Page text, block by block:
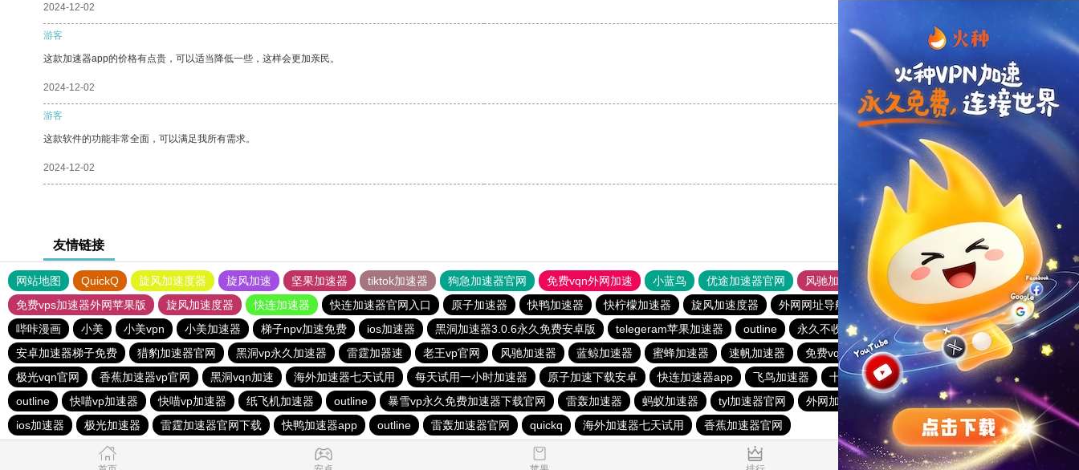
2024-12-02
游客
这款加速器app的价格有点贵，可以适当降低一些，这样会更加亲民。
2024-12-02 支持 [0] 反对[0]
游客
这款软件的功能非常全面，可以满足我所有需求。
2024-12-02 支持
友情链接
网站地图 QuickQ 旋风加速度器 旋风加速 坚果加速器 tiktok加速器 狗急加速器官网 免费vqn外网加速 小蓝鸟 优途加速器官网 风驰加速器
旋风加速器
免费vps加速器外网苹果版
旋风加速度器 快连加速器 快连加速器官网入口 原子加速器 快鸭加速器 快柠檬加速器 旋风加速度器 外网网址导航 软件中心 雷霆加速
狂飙加速器
哔咔漫画
小美 小美vpn 小美加速器 梯子npv加速免费 ios加速器 黑洞加速器3.0.6永久免费安卓版 telegeram苹果加速器 outline 永久不收费的vp加速器2023
旋风加速度器
安卓加速器梯子免费
猎豹加速器官网 黑洞vp永久加速器 雷霆加器速 老王vp官网 风驰加速器 蓝鲸加速器 蜜蜂加速器 速帆加速器 免费vqn加速外网
梯子免费加速器永久免费版
极光vqn官网
香蕉加速器vp官网 黑洞vqn加速 海外加速器七天试用 每天试用一小时加速器 原子加速下载安卓 快连加速器app 飞鸟加速器 十大免费海外加速神器
hammer加速器
outline
快喵vp加速器 快喵vp加速器 纸飞机加速器 outline 暴雪vp永久免费加速器下载官网 雷轰加速器 蚂蚁加速器 tyl加速器官网 外网加速免费软件
极光加速器官网
ios加速器
极光加速器 雷霆加速器官网下载 快鸭加速器app outline 雷轰加速器官网 quickq 海外加速器七天试用 香蕉加速器官网